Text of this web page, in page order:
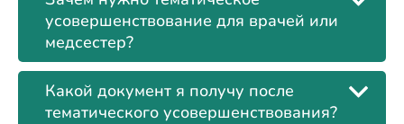
усовершенствование для врачей или
медсестер?
Какой документ я получу после
тематического усовершенствования?